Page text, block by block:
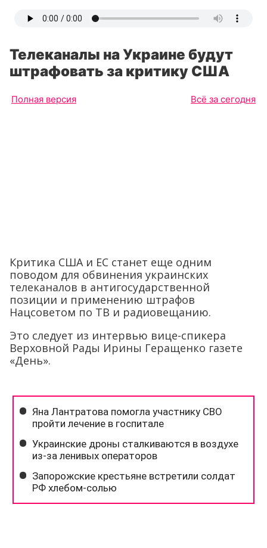
Телеканалы на Украине будут
штрафовать за критику США
Полная версия Всё за сегодня
Критика США и ЕС станет еще одним
поводом для обвинения украинских
телеканалов в антигосударственной
позиции и применению штрафов
Нацсоветом по ТВ и радиовещанию.
Это следует из интервью вице-спикера
Верховной Рады Ирины Геращенко газете
«День».